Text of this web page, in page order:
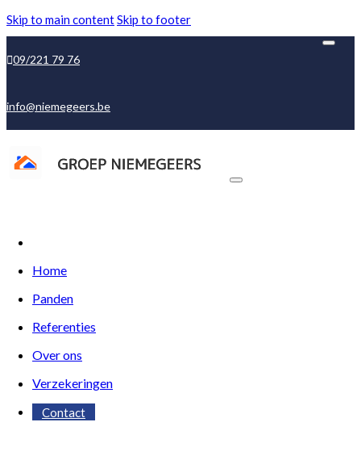
Skip to main contentSkip to footer
09/221 79 76
info@niemegeers.be
Home
Panden
Referenties
Over ons
Verzekeringen
Contact